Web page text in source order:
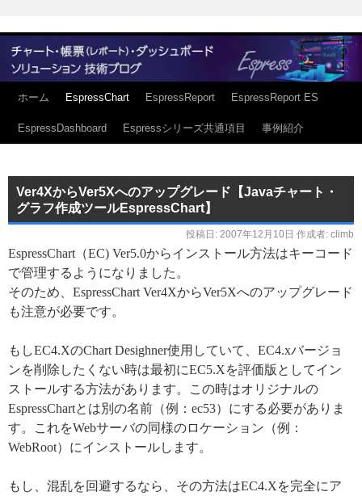
ホーム EspressChart EspressReport EspressReport ES
EspressDashboard Espressシリーズ共通項目 事例紹介
Ver4XからVer5Xへのアップグレード【Javaチャート・
グラフ作成ツールEspressChart】
投稿日: 2007年12月10日 作成者: climb
EspressChart（EC) Ver5.0からインストール方法はキーコード
で管理するようになりました。
そのため、EspressChart Ver4XからVer5Xへのアップグレード
も注意が必要です。
もしEC4.XのChart Desighner使用していて、EC4.xバージョ
ンを削除したくない時は最初にEC5.Xを評価版としてイン
ストールする方法があります。この時はオリジナルの
EspressChartとは別の名前（例：ec53）にする必要がありま
す。これをWebサーバの同様のロケーション（例：
WebRoot）にインストールします。
もし、混乱を回避するなら、その方法はEC4.Xを完全にア